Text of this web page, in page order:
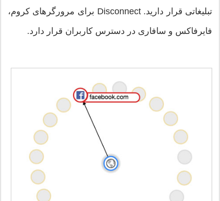
تبلیغاتی قرار دارید. Disconnect برای مرورگرهای کروم،
فایرفاکس و سافاری در دسترس کاربران قرار دارد.